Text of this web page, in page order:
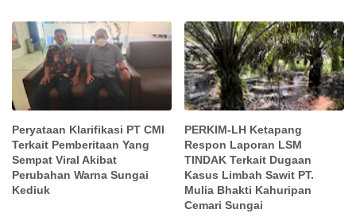
Peryataan Klarifikasi PT CMI
Terkait Pemberitaan Yang
Sempat Viral Akibat
Perubahan Warna Sungai
Kediuk
PERKIM-LH Ketapang
Respon Laporan LSM
TINDAK Terkait Dugaan
Kasus Limbah Sawit PT.
Mulia Bhakti Kahuripan
Cemari Sungai